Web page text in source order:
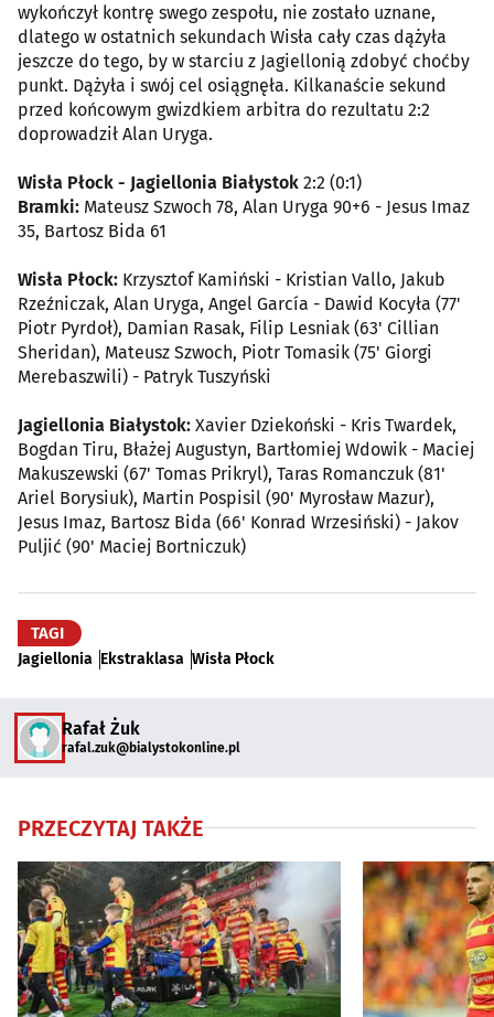
wykończył kontrę swego zespołu, nie zostało uznane,
dlatego w ostatnich sekundach Wisła cały czas dążyła
jeszcze do tego, by w starciu z Jagiellonią zdobyć choćby
punkt. Dążyła i swój cel osiągnęła. Kilkanaście sekund
przed końcowym gwizdkiem arbitra do rezultatu 2:2
doprowadził Alan Uryga.
Wisła Płock - Jagiellonia Białystok 2:2 (0:1)
Bramki: Mateusz Szwoch 78, Alan Uryga 90+6 - Jesus Imaz
35, Bartosz Bida 61
Wisła Płock: Krzysztof Kamiński - Kristian Vallo, Jakub
Rzeźniczak, Alan Uryga, Angel García - Dawid Kocyła (77'
Piotr Pyrdoł), Damian Rasak, Filip Lesniak (63' Cillian
Sheridan), Mateusz Szwoch, Piotr Tomasik (75' Giorgi
Merebaszwili) - Patryk Tuszyński
Jagiellonia Białystok: Xavier Dziekoński - Kris Twardek,
Bogdan Tiru, Błażej Augustyn, Bartłomiej Wdowik - Maciej
Makuszewski (67' Tomas Prikryl), Taras Romanczuk (81'
Ariel Borysiuk), Martin Pospisil (90' Myrosław Mazur),
Jesus Imaz, Bartosz Bida (66' Konrad Wrzesiński) - Jakov
Puljić (90' Maciej Bortniczuk)
TAGI
Jagiellonia Ekstraklasa Wisła Płock
Rafał Żuk
rafal.zuk@bialystokonline.pl
PRZECZYTAJ TAKŻE